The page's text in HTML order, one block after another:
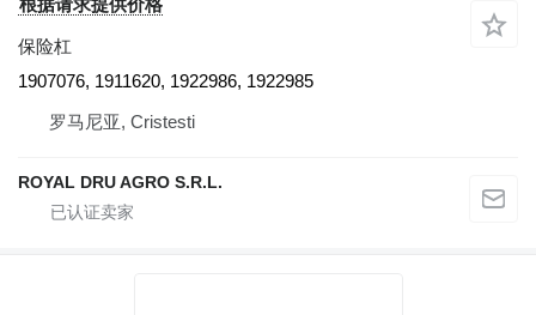
根据请求提供价格
保险杠
1907076, 1911620, 1922986, 1922985
罗马尼亚, Cristesti
ROYAL DRU AGRO S.R.L.